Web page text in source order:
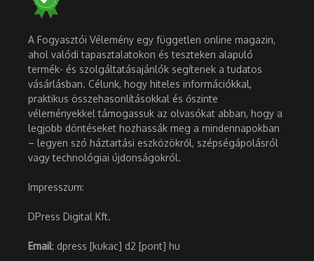
A Fogyasztói Vélemény egy független online magazin,
ahol valódi tapasztalatokon és teszteken alapuló
termék- és szolgáltatásajánlók segítenek a tudatos
vásárlásban. Célunk, hogy hiteles információkkal,
praktikus összehasonlításokkal és őszinte
véleményekkel támogassuk az olvasókat abban, hogy a
legjobb döntéseket hozhassák meg a mindennapokban
– legyen szó háztartási eszközökről, szépségápolásról
vagy technológiai újdonságokról.
Impresszum:
DPress Digital Kft.
Email: dpress [kukac] d2 [pont] hu